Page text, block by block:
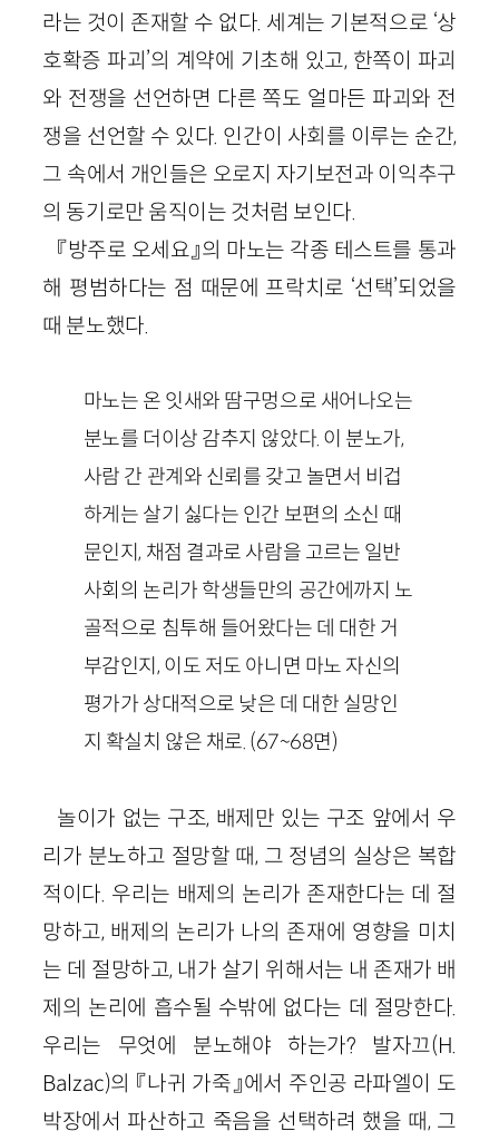
라는 것이 존재할 수 없다. 세계는 기본적으로 ‘상
호확증 파괴’의 계약에 기초해 있고, 한쪽이 파괴
와 전쟁을 선언하면 다른 쪽도 얼마든 파괴와 전
쟁을 선언할 수 있다. 인간이 사회를 이루는 순간,
그 속에서 개인들은 오로지 자기보전과 이익추구
의 동기로만 움직이는 것처럼 보인다.
『방주로 오세요』의 마노는 각종 테스트를 통과
해 평범하다는 점 때문에 프락치로 ‘선택’되었을
때 분노했다.
마노는 온 잇새와 땀구멍으로 새어나오는
분노를 더이상 감추지 않았다. 이 분노가,
사람 간 관계와 신뢰를 갖고 놀면서 비겁
하게는 살기 싫다는 인간 보편의 소신 때
문인지, 채점 결과로 사람을 고르는 일반
사회의 논리가 학생들만의 공간에까지 노
골적으로 침투해 들어왔다는 데 대한 거
부감인지, 이도 저도 아니면 마노 자신의
평가가 상대적으로 낮은 데 대한 실망인
지 확실치 않은 채로. (67~68면)
놀이가 없는 구조, 배제만 있는 구조 앞에서 우
리가 분노하고 절망할 때, 그 정념의 실상은 복합
적이다. 우리는 배제의 논리가 존재한다는 데 절
망하고, 배제의 논리가 나의 존재에 영향을 미치
는 데 절망하고, 내가 살기 위해서는 내 존재가 배
제의 논리에 흡수될 수밖에 없다는 데 절망한다.
우리는 무엇에 분노해야 하는가? 발자끄(H.
Balzac)의 『나귀 가죽』에서 주인공 라파엘이 도
박장에서 파산하고 죽음을 선택하려 했을 때, 그